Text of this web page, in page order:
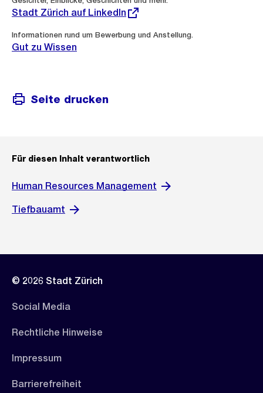
Link:
Stadt Zürich auf LinkedIn
Informationen rund um Bewerbung und Anstellung.
Gut zu Wissen
Seite drucken
Für diesen Inhalt verantwortlich
Human Resources Management
Tiefbauamt
© 2026 Stadt Zürich
Social Media
Rechtliche Hinweise
Impressum
Barrierefreiheit